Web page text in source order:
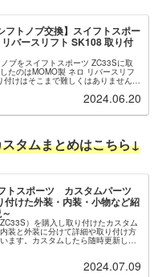
フトノブ交換】スイフトスポー
バースリフト SK108 取り付
ブをスイフトスポーツ ZC33Sに取
たのはMOMO製 ネロ リバースリフ
付けはそこまで難しくはありません
2024.06.20
タムまとめはこちら↓
トスポーツ カスタムパーツ
付けた外装・内装・小物など紹
）を購入し取り付けたカスタム
装と外装に分けて詳細や取り付け方
ます。カスタムしたら随時更新して
った物を探す目次みたいにご覧いた
か？このパーツどうやって付ける？な
2024.07.09